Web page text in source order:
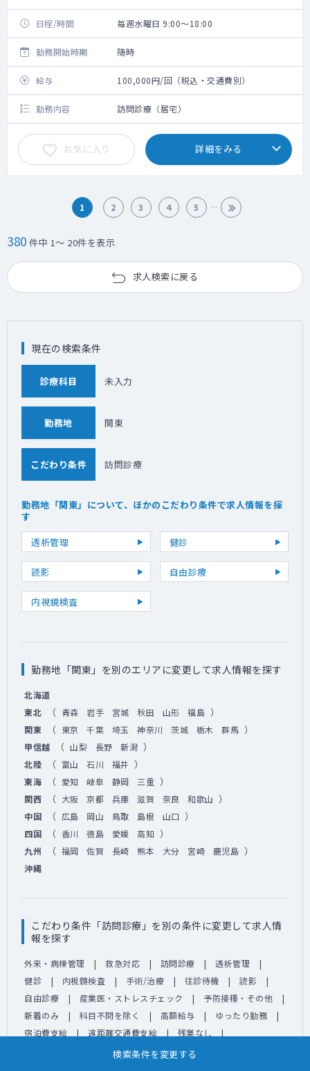
日程/時間 毎週水曜日 9:00～18:00
勤務開始時期 随時
給与 100,000円/回（税込・交通費別）
勤務内容 訪問診療（居宅）
お気に入り 詳細をみる
1 2 3 4 5
380 件中 1～ 20件を表示
求人検索に戻る
検索条件を変更する
現在の検索条件
診療科目 未入力
勤務地 関東
こだわり条件 訪問診療
勤務地「関東」について、ほかのこだわり条件で求人情報を探
す
透析管理
健診
読影 自由診療
内視鏡検査
勤務地「関東」を別のエリアに変更して求人情報を探す
北海道
東北
（ 青森 岩手 宮城 秋田 山形 福島 ）
関東 （ 東京 千葉 埼玉 神奈川 茨城 栃木 群馬 ）
甲信越 （ 山梨 長野 新潟 ）
北陸 （ 富山 石川 福井 ）
東海 （ 愛知 岐阜 静岡 三重 ）
関西 （ 大阪 京都 兵庫 滋賀 奈良 和歌山 ）
中国 （ 広島 岡山 鳥取 島根 山口 ）
四国 （ 香川 徳島 愛媛 高知 ）
九州 （ 福岡 佐賀 長崎 熊本 大分 宮崎 鹿児島 ）
沖縄
こだわり条件「訪問診療」を別の条件に変更して求人情
報を探す
外来・病棟管理 救急対応 訪問診療
透析管理
健診
内視鏡検査 手術/治療 往診待機
読影
自由診療
産業医・ストレスチェック
予防接種・その他
新着のみ
科目不問を除く 高額給与
ゆったり勤務
宿泊費支給
遠距離交通費支給
残業なし
経験不問 隔週勤務可